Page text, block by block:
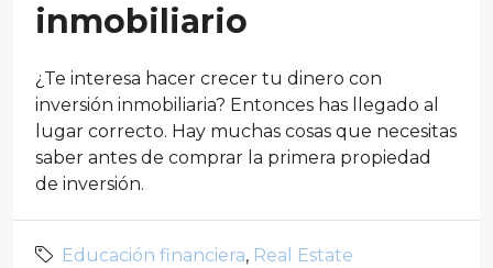
inmobiliario
¿Te interesa hacer crecer tu dinero con
inversión inmobiliaria? Entonces has llegado al
lugar correcto. Hay muchas cosas que necesitas
saber antes de comprar la primera propiedad
de inversión.
Educación financiera, Real Estate